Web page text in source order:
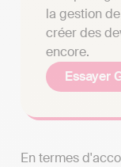
la gestion
créer des
encore.
Essayer
En termes